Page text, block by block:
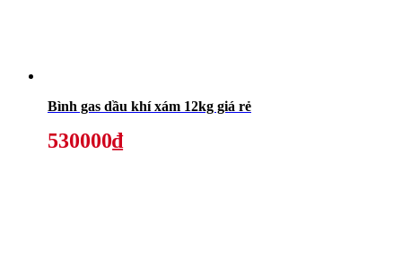
Bình gas dầu khí xám 12kg giá rẻ
530000₫